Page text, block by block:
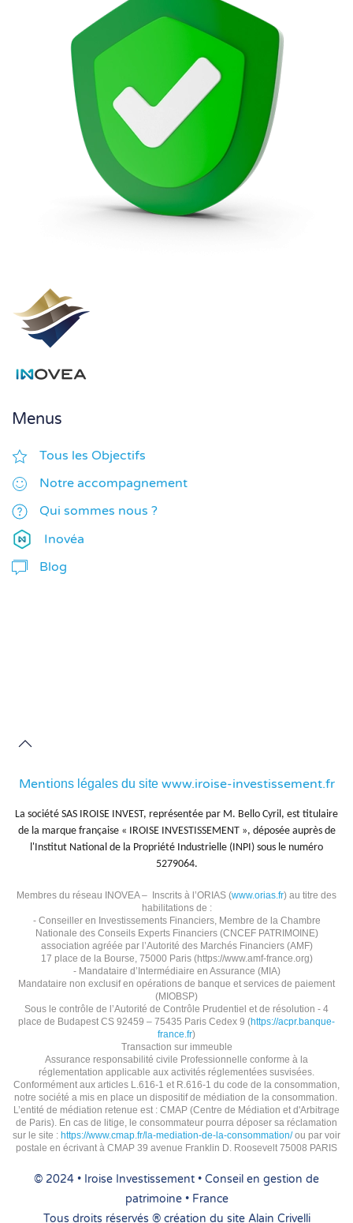
Menus
Tous les Objectifs
Notre accompagnement
Qui sommes nous ?
Inovéa
Blog
Mentions légales du site www.iroise-investissement.fr
La société SAS IROISE INVEST, représentée par M. Bello Cyril, est titulaire
de la marque française « IROISE INVESTISSEMENT », déposée auprès de
l'Institut National de la Propriété Industrielle (INPI) sous le numéro
5279064.
Membres du réseau INOVEA – Inscrits à l’ORIAS (www.orias.fr) au titre des
habilitations de :
- Conseiller en Investissements Financiers, Membre de la Chambre
Nationale des Conseils Experts Financiers (CNCEF PATRIMOINE)
association agréée par l’Autorité des Marchés Financiers (AMF)
17 place de la Bourse, 75000 Paris (https://www.amf-france.org)
- Mandataire d’Intermédiaire en Assurance (MIA)
Mandataire non exclusif en opérations de banque et services de paiement
(MIOBSP)
Sous le contrôle de l’Autorité de Contrôle Prudentiel et de résolution - 4
place de Budapest CS 92459 – 75435 Paris Cedex 9 (https://acpr.banque-
france.fr)
Transaction sur immeuble
Assurance responsabilité civile Professionnelle conforme à la
réglementation applicable aux activités réglementées susvisées.
Conformément aux articles L.616-1 et R.616-1 du code de la consommation,
notre société a mis en place un dispositif de médiation de la consommation.
L’entité de médiation retenue est : CMAP (Centre de Médiation et d'Arbitrage
de Paris). En cas de litige, le consommateur pourra déposer sa réclamation
sur le site : https://www.cmap.fr/la-mediation-de-la-consommation/ou par voir
postale en écrivant à CMAP 39 avenue Franklin D. Roosevelt75008 PARIS
© 2024 • Iroise Investissement • Conseil en gestion de
patrimoine • France
Tous droits réservés ® création du site Alain Crivelli